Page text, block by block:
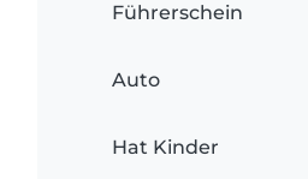
Führerschein
Auto
Hat Kinder